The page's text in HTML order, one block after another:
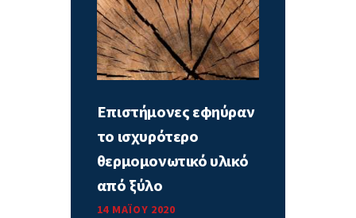
Επιστήμονες εφηύραν
το ισχυρότερο
θερμομονωτικό υλικό
από ξύλο
14 ΜΑΪ́ΟΥ 2020